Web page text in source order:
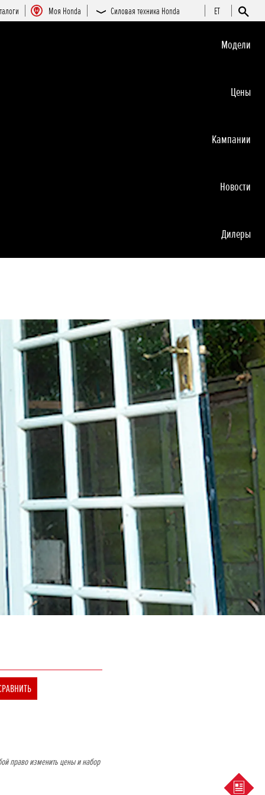
Moя Honda Силовая техника Honda ET
Moдeли
Цeны
Кампании
Новocти
Дилеры
право изменить цены и набор